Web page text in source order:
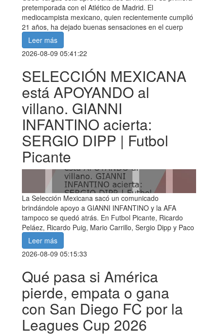
pretemporada con el Atlético de Madrid. El
mediocampista mexicano, quien recientemente cumplió
21 años, ha dejado buenas sensaciones en el cuerp
Leer más
2026-08-09 05:41:22
SELECCIÓN MEXICANA
está APOYANDO al
villano. GIANNI
INFANTINO acierta:
SERGIO DIPP | Futbol
Picante
La Selección Mexicana sacó un comunicado
brindándole apoyo a GIANNI INFANTINO y la AFA
tampoco se quedó atrás. En Futbol Picante, Ricardo
Peláez, Ricardo Puig, Mario Carrillo, Sergio Dipp y Paco
Leer más
2026-08-09 05:15:33
Qué pasa si América
pierde, empata o gana
con San Diego FC por la
Leagues Cup 2026